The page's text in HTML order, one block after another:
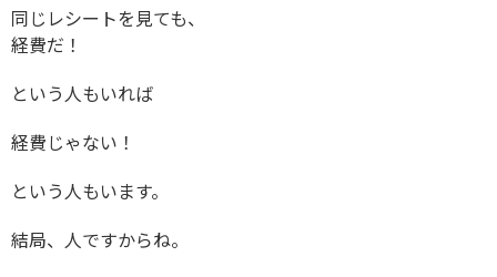
同じレシートを見ても、
経費だ！
という人もいれば
経費じゃない！
という人もいます。
結局、人ですからね。